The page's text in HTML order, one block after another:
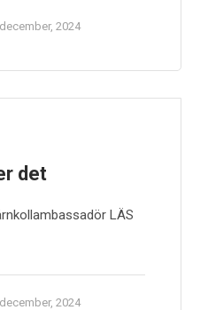
2024
det
LÄS
2024